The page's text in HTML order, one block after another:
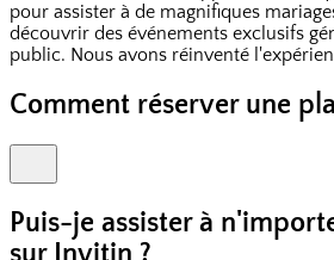
pour assister à de magnifiques
découvrir des événements exclusifs
public. Nous avons réinventé
Comment réserver une
Puis-je assister à